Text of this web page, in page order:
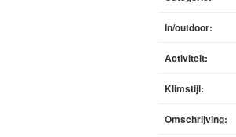
In/outdoor:
Activiteit:
Klimstijl:
Omschrijving: